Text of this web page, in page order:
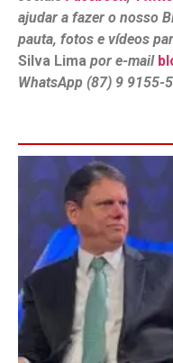
ajudar a fazer o nosso
pauta, fotos e vídeos
Silva Lima por e-mail
WhatsApp (87) 9 9155-